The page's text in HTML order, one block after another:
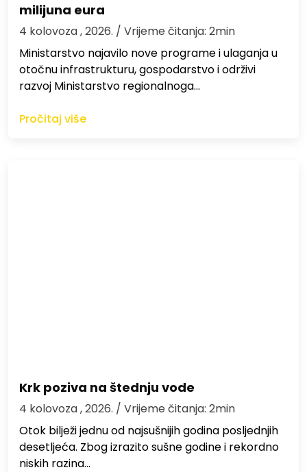
milijuna eura
4 kolovoza , 2026. / Vrijeme čitanja: 2min
Ministarstvo najavilo nove programe i ulaganja u
otočnu infrastrukturu, gospodarstvo i održivi
razvoj Ministarstvo regionalnoga…
Pročitaj više
Krk poziva na štednju vode
4 kolovoza , 2026. / Vrijeme čitanja: 2min
Otok bilježi jednu od najsušnijih godina posljednjih
desetljeća. Zbog izrazito sušne godine i rekordno
niskih razina…